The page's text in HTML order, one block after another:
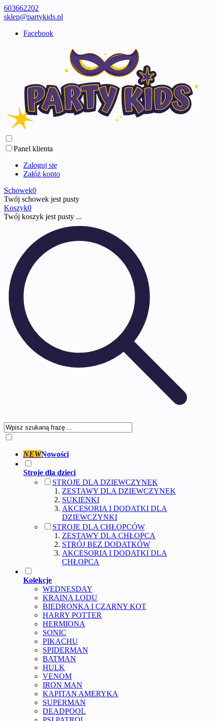
603662202
sklep@partykids.pl
Facebook
Panel klienta
Zaloguj się
Załóż konto
Schowek0
Twój schowek jest pusty
Koszyk0
Twój koszyk jest pusty ...
NEWNowości
Stroje dla dzieci
STROJE DLA DZIEWCZYNEK
ZESTAWY DLA DZIEWCZYNEK
SUKIENKI
AKCESORIA I DODATKI DLA
DZIEWCZYNKI
STROJE DLA CHŁOPCÓW
ZESTAWY DLA CHŁOPCA
STRÓJ BEZ DODATKÓW
AKCESORIA I DODATKI DLA
CHŁOPCA
Kolekcje
WEDNESDAY
KRAINA LODU
BIEDRONKA I CZARNY KOT
HARRY POTTER
HERMIONA
SONIC
PIKACHU
SPIDERMAN
BATMAN
HULK
VENOM
IRON MAN
KAPITAN AMERYKA
SUPERMAN
DEADPOOL